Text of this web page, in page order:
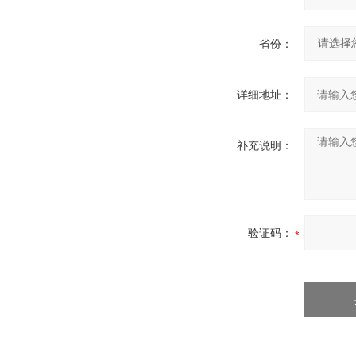
省份：
详细地址：
补充说明：
验证码：